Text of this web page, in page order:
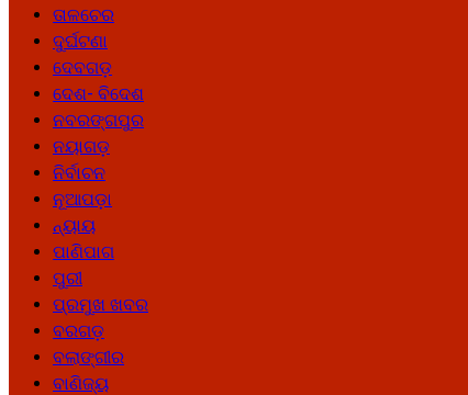
ତାଳଚେର
ଦୁର୍ଘଟଣା
ଦେବଗଡ଼
ଦେଶ- ବିଦେଶ
ନବରଙ୍ଗପୁର
ନୟାଗଡ଼
ନିର୍ବାଚନ
ନୂଆପଡ଼ା
ନ୍ୟାୟ
ପାଣିପାଗ
ପୁରୀ
ପ୍ରମୁଖ ଖବର
ବରଗଡ଼
ବଲାଙ୍ଗୀର
ବାଣିଜ୍ୟ